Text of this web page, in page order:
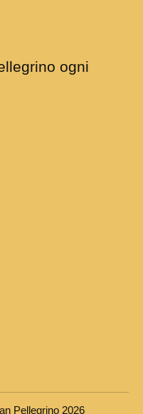
ogni
Pellegrino 2026